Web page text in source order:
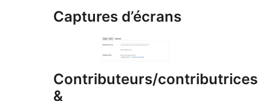
Captures d’écrans
Contributeurs/contributrices
&